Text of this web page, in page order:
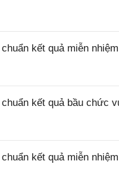
kết quả miễn
kết quả bầu chức
kết quả miễn